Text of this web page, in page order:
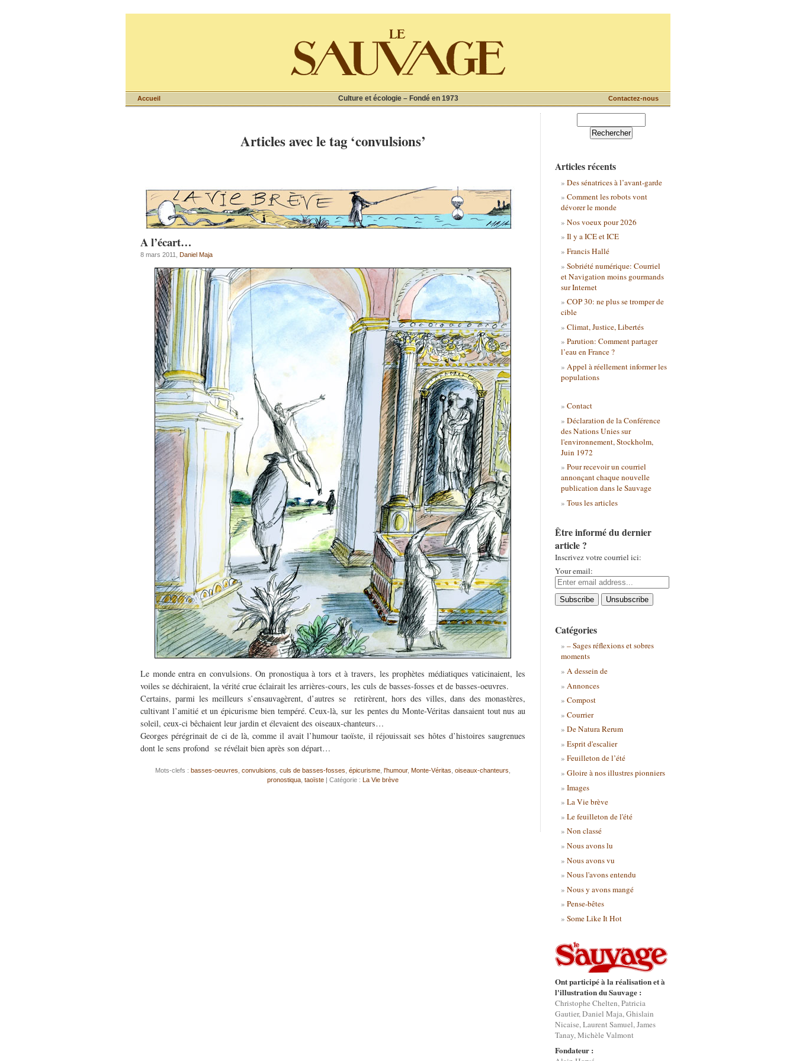
Culture et écologie – Fondé en 1973
Accueil Contactez-nous
Articles avec le tag ‘convulsions’
A l’écart…
8 mars 2011, Daniel Maja
Le monde entra en convulsions. On pronostiqua à tors et à travers, les prophètes médiatiques vaticinaient, les
voiles se déchiraient, la vérité crue éclairait les arrières-cours, les culs de basses-fosses et de basses-oeuvres.
Certains, parmi les meilleurs s’ensauvagèrent, d’autres se retirèrent, hors des villes, dans des monastères,
cultivant l’amitié et un épicurisme bien tempéré. Ceux-là, sur les pentes du Monte-Véritas dansaient tout nus au
soleil, ceux-ci bêchaient leur jardin et élevaient des oiseaux-chanteurs…
Georges pérégrinait de ci de là, comme il avait l’humour taoïste, il réjouissait ses hôtes d’histoires saugrenues
dont le sens profond se révélait bien après son départ…
Mots-clefs : basses-oeuvres convulsions culs de basses-fosses épicurisme l'humour, Monte-Véritas oiseaux-chanteurs
pronostiqua taoïste | Catégorie : La Vie brève
Articles récents
Des sénatrices à l’avant-garde
Comment les robots vont
dévorer le monde
Nos voeux pour 2026
Il y a ICE et ICE
Francis Hallé
Sobriété numérique: Courriel
et Navigation moins gourmands
sur Internet
COP 30: ne plus se tromper de
cible
Climat, Justice, Libertés
Parution: Comment partager
l’eau en France ?
Appel à réellement informer les
populations
Contact
Déclaration de la Conférence
des Nations Unies sur
l'environnement, Stockholm,
Juin 1972
Pour recevoir un courriel
annonçant chaque nouvelle
publication dans le Sauvage
Tous les articles
Être informé du dernier
article ?
Inscrivez votre courriel ici:
Your email:
Catégories
– Sages réflexions et sobres
moments
A dessein de
Annonces
Compost
Courrier
De Natura Rerum
Esprit d'escalier
Feuilleton de l’été
Gloire à nos illustres pionniers
Images
La Vie brève
Le feuilleton de l'été
Non classé
Nous avons lu
Nous avons vu
Nous l'avons entendu
Nous y avons mangé
Pense-bêtes
Some Like It Hot
Ont participé à la réalisation et à
l'illustration du Sauvage :
Christophe Chelten, Patricia
Gautier, Daniel Maja, Ghislain
Nicaise, Laurent Samuel, James
Tanay, Michèle Valmont
Fondateur :